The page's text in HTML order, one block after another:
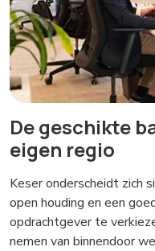
De geschikte
eigen regio
Keser onderscheidt zich
open houding en een
opdrachtgever te
nemen van binnendoor